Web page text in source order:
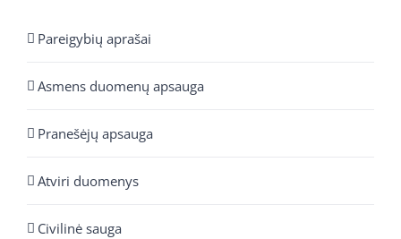
Pareigybių aprašai
Asmens duomenų apsauga
Pranešėjų apsauga
Atviri duomenys
Civilinė sauga